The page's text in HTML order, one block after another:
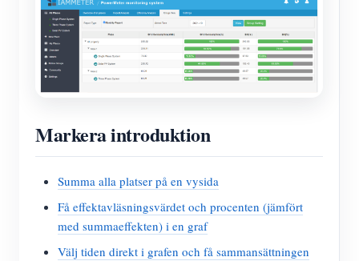
Markera introduktion
Summa alla platser på en vysida
Få effektavläsningsvärdet och procenten (jämfört
med summaeffekten) i en graf
Välj tiden direkt i grafen och få sammansättningen